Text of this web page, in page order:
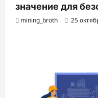
значение для
mining_broth 25